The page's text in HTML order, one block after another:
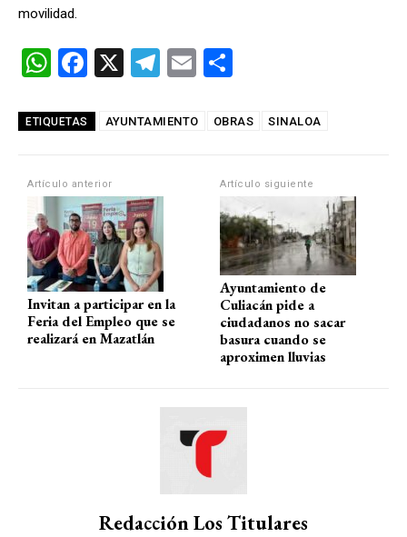
movilidad.
W
at
A
p
p
F
ce
o
o
k
X
T
e
m
E
ail m
ar
tir
ETIQUETAS AYUNTAMIENTO OBRAS SINALOA
Artículo anterior
Invitan a participar en la
Feria del Empleo que se
realizará en Mazatlán
Artículo siguiente
Ayuntamiento de
Culiacán pide a
ciudadanos no sacar
basura cuando se
aproximen lluvias
Redacción Los Titulares